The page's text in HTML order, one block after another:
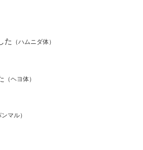
た （ハムニダ体）
（ヘヨ体）
ンマル）